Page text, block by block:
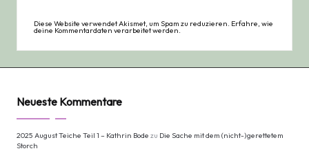
Diese Website verwendet Akismet, um Spam zu reduzieren. Erfahre, wie
deine Kommentardaten verarbeitet werden.
Neueste Kommentare
2025 August Teiche Teil 1 – Kathrin Bode zu Die Sache mit dem (nicht-)gerettetem
Storch